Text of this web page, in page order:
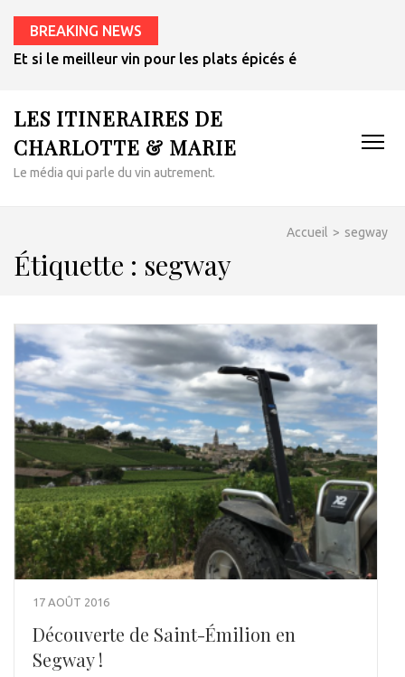
BREAKING NEWS
Et si le meilleur vin pour les plats épicés était un rosé de
LES ITINERAIRES DE
CHARLOTTE & MARIE
Le média qui parle du vin autrement.
Accueil > segway
Étiquette : segway
17 AOÛT 2016
Découverte de Saint-Émilion en
Segway !